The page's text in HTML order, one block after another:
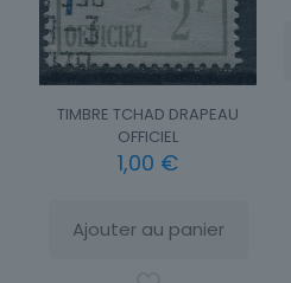
TIMBRE TCHAD DRAPEAU
OFFICIEL
1,00 €
Ajouter au panier